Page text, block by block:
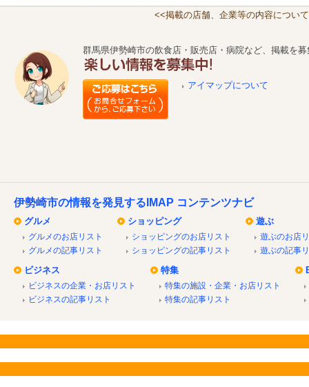
<<掲載の店舗、企業等の内容につい
群馬県伊勢崎市の飲食店・販売店・病院など、掲載を
アイマップについて
伊勢崎市の情報を発見するIMAP コンテンツナビ
グルメ
グルメのお店リスト
グルメの記事リスト
ショッピング
ショッピングのお店リスト
ショッピングの記事リスト
遊ぶ
遊ぶのお店
遊ぶの記事
ビジネス
ビジネスの企業・お店リスト
ビジネスの記事リスト
特集
特集の施設・企業・お店リスト
特集の記事リスト